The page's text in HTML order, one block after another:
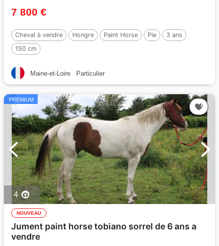
7 800 €
Cheval à vendre Hongre Paint Horse Pie
3 ans
150 cm
Maine-et-Loire Particulier
PREMIUM
4
NOUVEAU
Jument paint horse tobiano sorrel de 6 ans a
vendre